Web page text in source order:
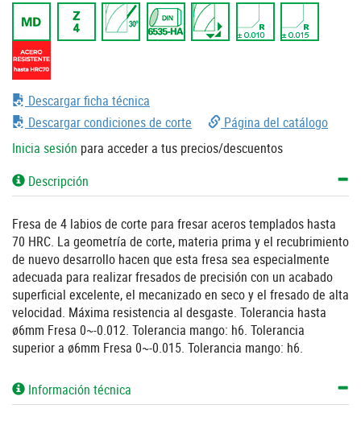
Descargar ficha técnica
Descargar condiciones de corte
Página del catálogo
Inicia sesión para acceder a tus precios/descuentos
Descripción
Fresa de 4 labios de corte para fresar aceros templados hasta
70 HRC. La geometría de corte, materia prima y el recubrimiento
de nuevo desarrollo hacen que esta fresa sea especialmente
adecuada para realizar fresados de precisión con un acabado
superficial excelente, el mecanizado en seco y el fresado de alta
velocidad. Máxima resistencia al desgaste. Tolerancia hasta
ø6mm Fresa 0~-0.012. Tolerancia mango: h6. Tolerancia
superior a ø6mm Fresa 0~-0.015. Tolerancia mango: h6.
Información técnica